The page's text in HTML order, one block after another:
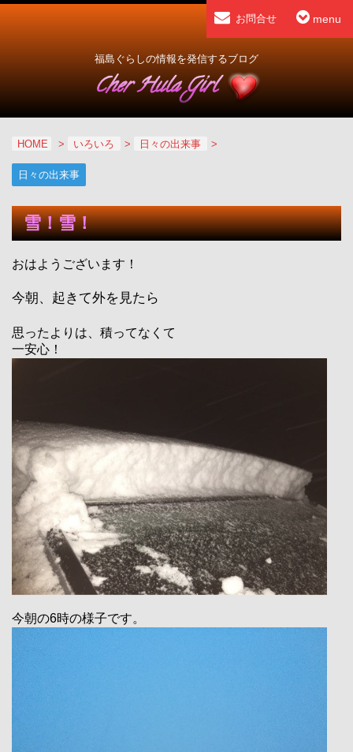
menu
お問合せ
福島ぐらしの情報を発信するブログ
HOME > いろいろ > 日々の出来事 >
日々の出来事
雪！雪！
おはようございます！
今朝、起きて外を見たら
思ったよりは、積ってなくて
一安心！
今朝の6時の様子です。